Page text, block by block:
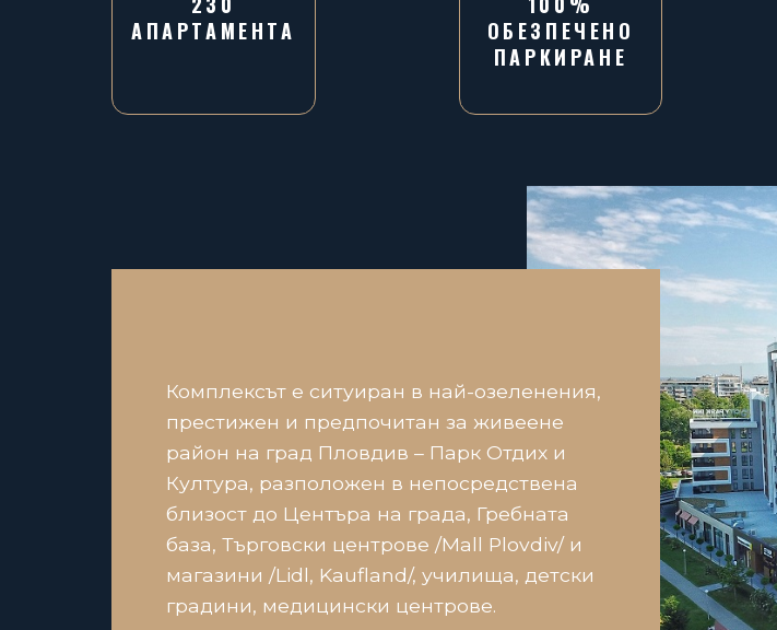
АПАРТАМЕНТА
ОБЕЗПЕЧЕНО
ПАРКИРАНЕ
Комплексът е ситуиран в най-озеленения,
престижен и предпочитан за живеене
район на град Пловдив – Парк Отдих и
Култура, разположен в непосредствена
близост до Центъра на града, Гребната
база, Търговски центрове /Mall Plovdiv/ и
магазини /Lidl, Kaufland/, училища, детски
градини, медицински центрове.